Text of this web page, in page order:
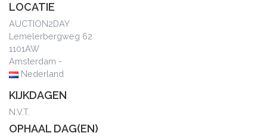
LOCATIE
AUCTION2DAY
Lemelerbergweg 62
1101AW
Amsterdam -
Nederland
KIJKDAGEN
N.V.T.
OPHAAL DAG(EN)